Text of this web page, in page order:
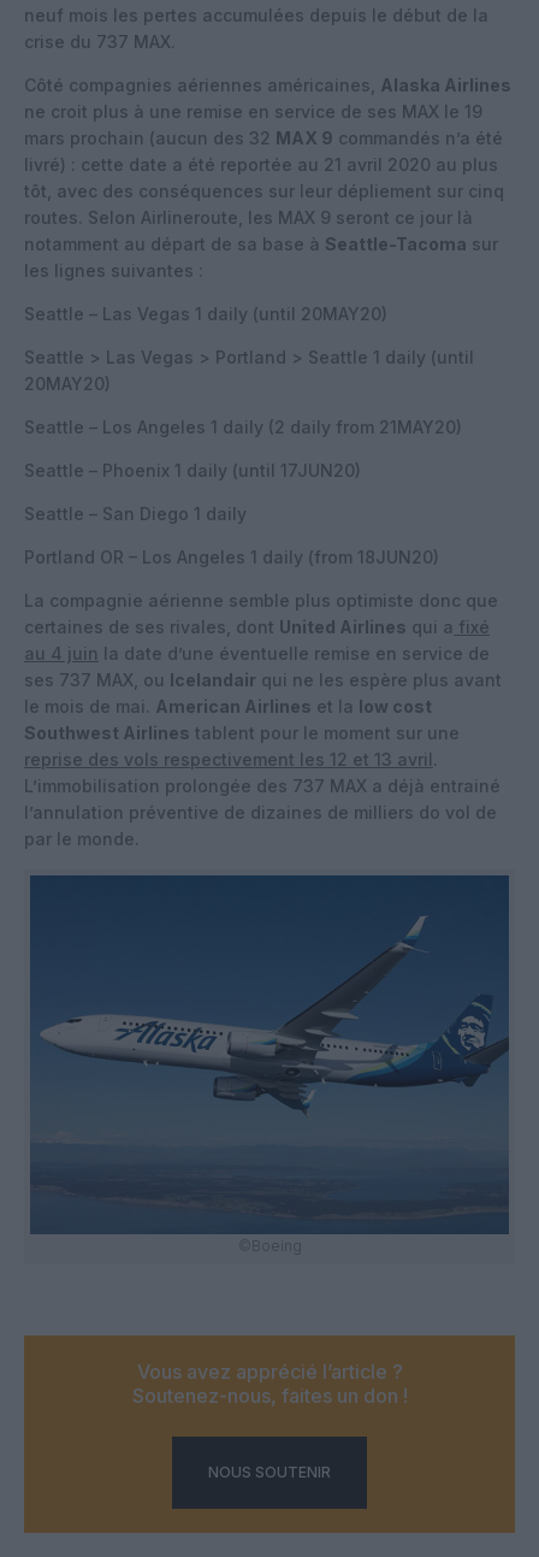
neuf mois les pertes accumulées depuis le début de la
crise du 737 MAX.
Côté compagnies aériennes américaines,
Alaska Airlines
ne croit plus à une remise en service de ses MAX le 19
mars prochain (aucun des 32 MAX 9 commandés n’a été
livré) : cette date a été reportée au 21 avril 2020 au plus
tôt, avec des conséquences sur leur dépliement sur cinq
routes. Selon Airlineroute, les MAX 9 seront ce jour là
notamment au départ de sa base à Seattle-Tacoma sur
les lignes suivantes :
Seattle – Las Vegas 1 daily (until 20MAY20)
Seattle > Las Vegas > Portland > Seattle 1 daily (until
20MAY20)
Seattle – Los Angeles 1 daily (2 daily from 21MAY20)
Seattle – Phoenix 1 daily (until 17JUN20)
Seattle – San Diego 1 daily
Portland OR – Los Angeles 1 daily (from 18JUN20)
La compagnie aérienne semble plus optimiste donc que
certaines de ses rivales, dont United Airlines qui a fixé
au 4 juin la date d’une éventuelle remise en service de
ses 737 MAX, ou Icelandair qui ne les espère plus avant
le mois de mai. American Airlines et la low cost
Southwest Airlines tablent pour le moment sur une
reprise des vols respectivement les 12 et 13 avril.
L’immobilisation prolongée des 737 MAX a déjà entrainé
l’annulation préventive de dizaines de milliers do vol de
par le monde.
©Boeing
Vous avez apprécié l’article ?
Soutenez-nous, faites un don !
NOUS SOUTENIR